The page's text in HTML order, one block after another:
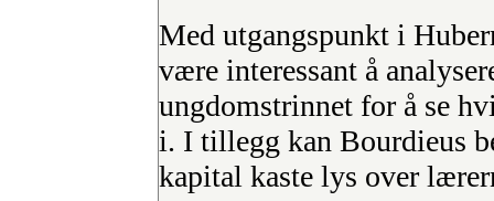
Med utgangspunkt i
være interessant å
ungdomstrinnet for å se
i. I tillegg kan Bourdieus
kapital kaste lys over